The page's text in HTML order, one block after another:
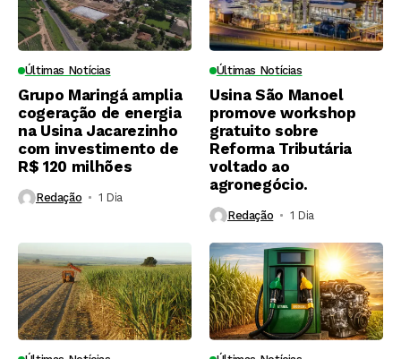
Últimas Notícias
Grupo Maringá amplia
cogeração de energia
na Usina Jacarezinho
com investimento de
R$ 120 milhões
Redação 1 Dia ⁮
Últimas Notícias
Usina São Manoel
promove workshop
gratuito sobre
Reforma Tributária
voltado ao
agronegócio.
Redação 1 Dia ⁮